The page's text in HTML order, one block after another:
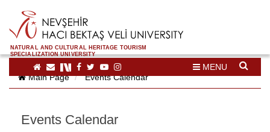
NATURAL AND CULTURAL HERITAGE TOURISM
SPECIALIZATION UNIVERSITY
MENU
Main Page
Events Calendar
Events Calendar